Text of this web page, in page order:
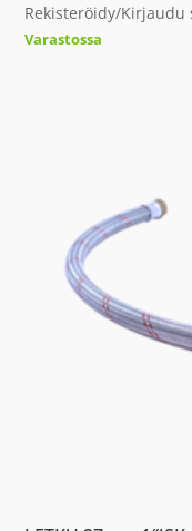
Rekisteröidy/Kirjaudu
Varastossa